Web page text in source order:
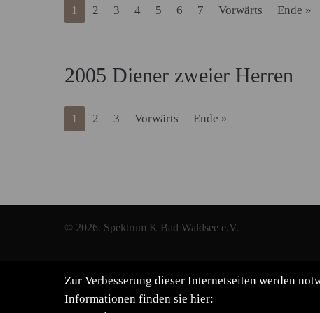
1 2 3 4 5 6 7 Vorwärts Ende »
2005 Diener zweier Herren
1 2 3 Vorwärts Ende »
© 2026. Spektrum K Bad Waldsee e.V.
Zur Verbesserung dieser Internetseiten werden
Informationen finden sie hier: